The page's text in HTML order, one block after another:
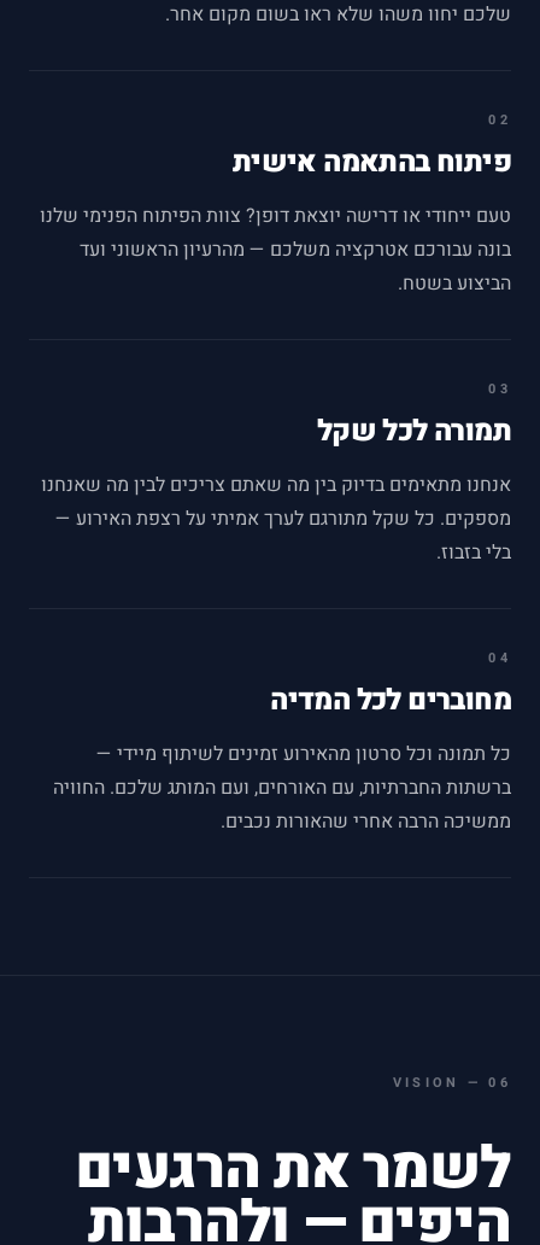
שלכם יחוו משהו שלא ראו בשום מקום אחר.
02
פיתוח בהתאמה אישית
טעם ייחודי או דרישה יוצאת דופן? צוות הפיתוח הפנימי שלנו
בונה עבורכם אטרקציה משלכם — מהרעיון הראשוני ועד
הביצוע בשטח.
03
תמורה לכל שקל
אנחנו מתאימים בדיוק בין מה שאתם צריכים לבין מה שאנחנו
מספקים. כל שקל מתורגם לערך אמיתי על רצפת האירוע —
בלי בזבוז.
04
מחוברים לכל המדיה
כל תמונה וכל סרטון מהאירוע זמינים לשיתוף מיידי —
ברשתות החברתיות, עם האורחים, ועם המותג שלכם. החוויה
ממשיכה הרבה אחרי שהאורות נכבים.
06
—
VISION
לשמר את הרגעים
היפים — ולהרבות